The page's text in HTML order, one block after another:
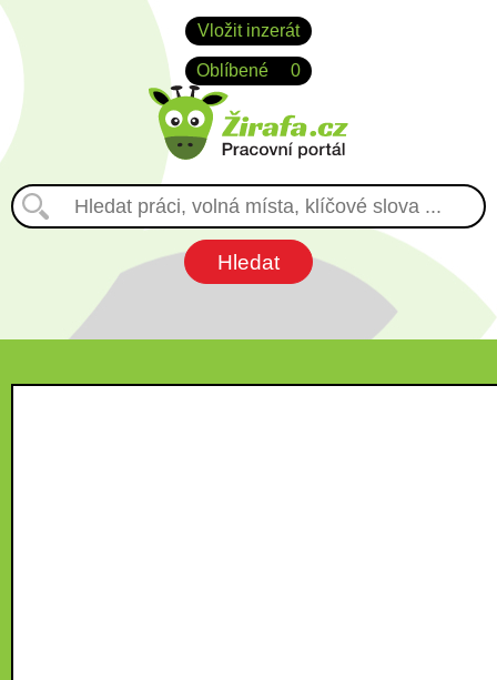
Vložit inzerát
Oblíbené 0